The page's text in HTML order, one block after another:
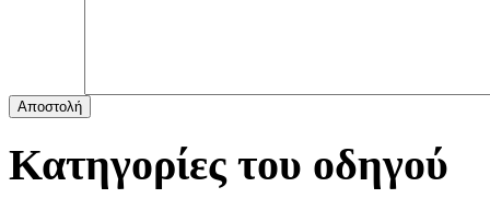
Αποστολή
Κατηγορίες του οδηγού